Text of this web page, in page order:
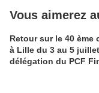
Vous aimerez
Retour sur le 40 ème
à Lille du 3 au 5
délégation du PCF